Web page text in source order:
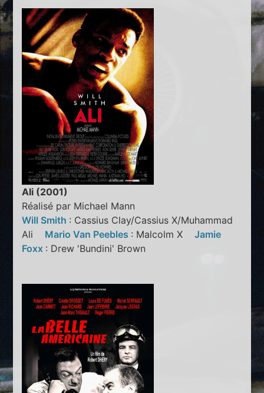
Ali (2001)
Réalisé par Michael Mann
Will Smith : Cassius Clay/Cassius X/Muhammad
Ali Mario Van Peebles : Malcolm XJamie
Foxx : Drew 'Bundini' Brown